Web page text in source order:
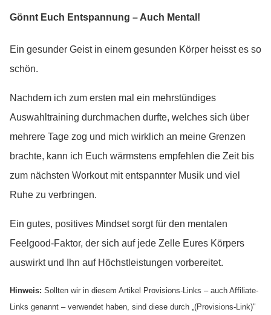
Gönnt Euch Entspannung – Auch Mental!
Ein gesunder Geist in einem gesunden Körper heisst es so
schön.
Nachdem ich zum ersten mal ein mehrstündiges
Auswahltraining durchmachen durfte, welches sich über
mehrere Tage zog und mich wirklich an meine Grenzen
brachte, kann ich Euch wärmstens empfehlen die Zeit bis
zum nächsten Workout mit entspannter Musik und viel
Ruhe zu verbringen.
Ein gutes, positives Mindset sorgt für den mentalen
Feelgood-Faktor, der sich auf jede Zelle Eures Körpers
auswirkt und Ihn auf Höchstleistungen vorbereitet.
Hinweis: Sollten wir in diesem Artikel Provisions-Links – auch Affiliate-
Links genannt – verwendet haben, sind diese durch „(Provisions-Link)"